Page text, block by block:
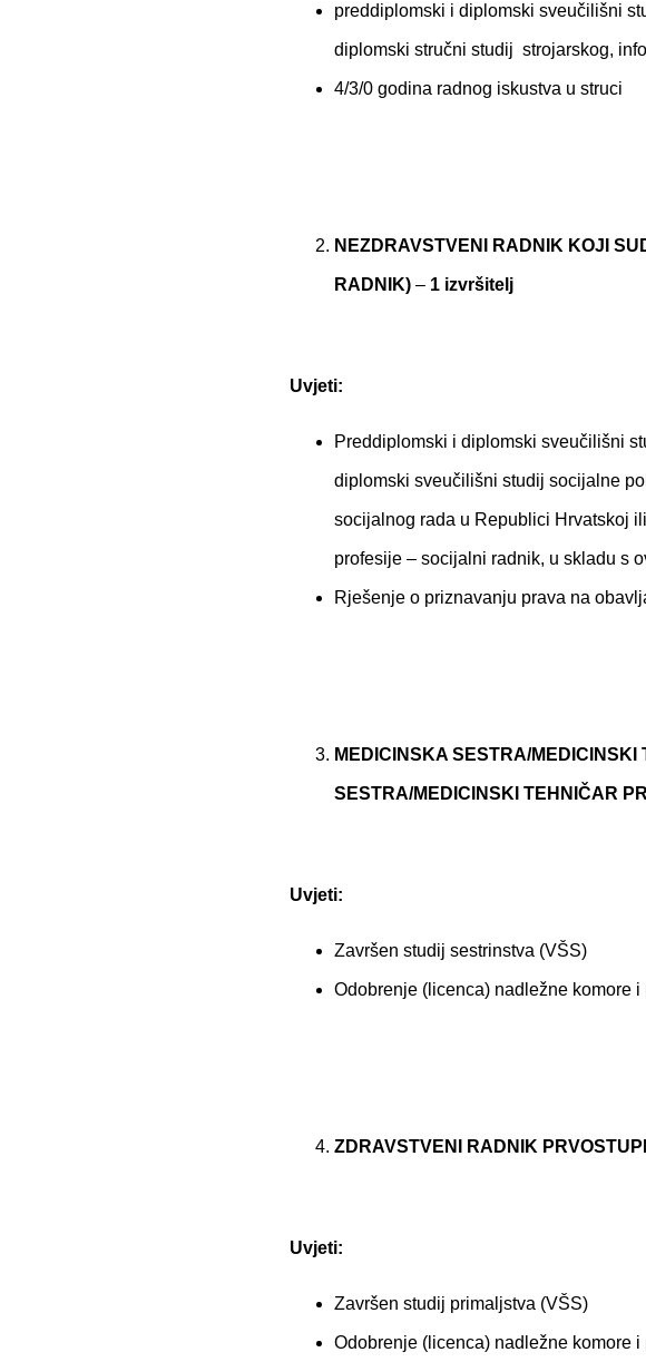
preddiplomski i diplomski sveučilišni
diplomski stručni studij strojarskog,
4/3/0 godina radnog iskustva u struci
NEZDRAVSTVENI RADNIK KOJI
RADNIK) – 1 izvršitelj
Uvjeti:
Preddiplomski i diplomski sveučilišni
diplomski sveučilišni studij socijalne
socijalnog rada u Republici Hrvatskoj
profesije – socijalni radnik, u skladu s
Rješenje o priznavanju prava na
MEDICINSKA SESTRA/
SESTRA/MEDICINSKI TEHNIČAR
Uvjeti:
Završen studij sestrinstva (VŠS)
Odobrenje (licenca) nadležne komore
ZDRAVSTVENI RADNIK
Uvjeti:
Završen studij primaljstva (VŠS)
Odobrenje (licenca) nadležne komore